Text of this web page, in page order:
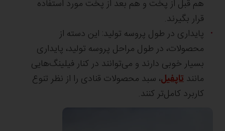
هم قبل از پخت و هم بعد از پخت مورد استفاده
قرار بگیرند.
پایداری در طول پروسه تولید: این دسته از
محصولات، در طول مراحل پروسه تولید، پایداری
بسیار خوبی دارند و می‌توانند در کنار فیلینگ‌هایی
مانند تاپفیل، سبد محصولات قنادی را از نظر تنوع
کاربرد کامل‌تر کنند.